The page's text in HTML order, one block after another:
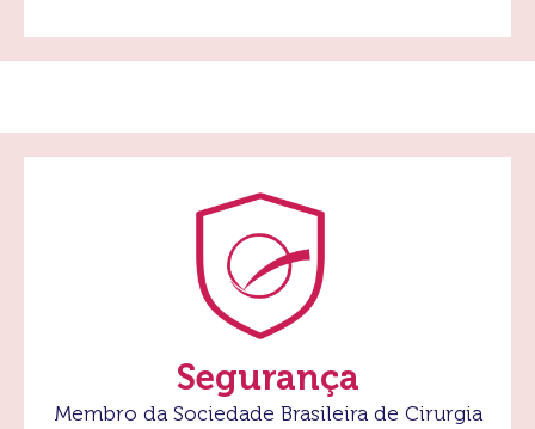
Segurança
Membro da Sociedade Brasileira de Cirurgia